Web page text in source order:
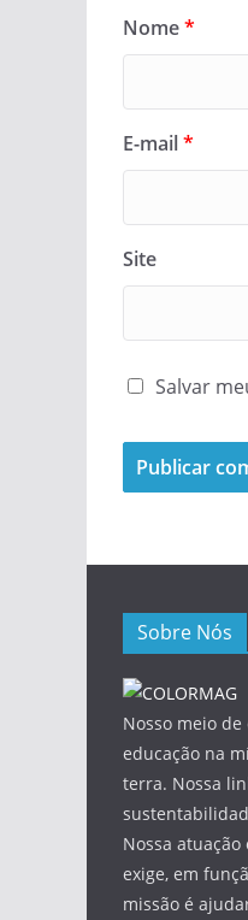
Nome*
E-mail*
Site
Salvar
Sobre Nós
Nosso meio
educação na
terra. Nossa
Nossa
exige, em
missão é